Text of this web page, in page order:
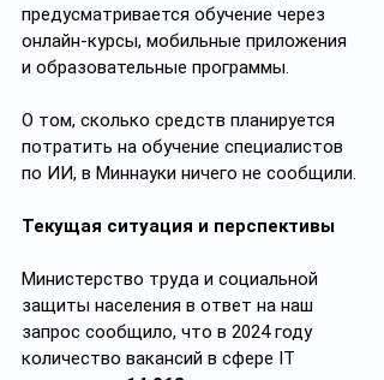
предусматривается обучение через
онлайн-курсы, мобильные приложения
и образовательные программы.
О том, сколько средств планируется
потратить на обучение специалистов
по ИИ, в Миннауки ничего не сообщили.
Текущая ситуация и перспективы
Министерство труда и социальной
защиты населения в ответ на наш
запрос сообщило, что в 2024 году
количество вакансий в сфере IT